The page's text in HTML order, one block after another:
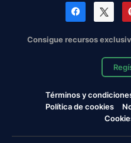
Consigue recursos
Términos y
Política de cookies